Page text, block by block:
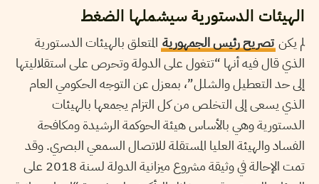
الهيئات الدستورية سيشملها الضغط
لم يكن تصريح رئيس الجمهورية المتعلق بالهيئات الدستورية
الذي قال فيه أنها “تتغول على الدولة وتحرص على استقلاليتها
إلى حد التعطيل والشلل”، بمعزل عن التوجه الحكومي العام
الذي يسعى إلى التخلص من كل التزام يجمعها بالهيئات
الدستورية وهي بالأساس هيئة الحوكمة الرشيدة ومكافحة
الفساد والهيئة العليا المستقلة للاتصال السمعي البصري. وقد
تمت الإحالة في وثيقة مشروع ميزانية الدولة لسنة 2018 على